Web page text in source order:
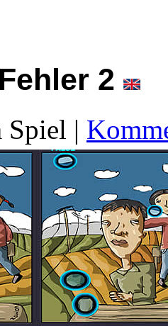
2
Spiel |